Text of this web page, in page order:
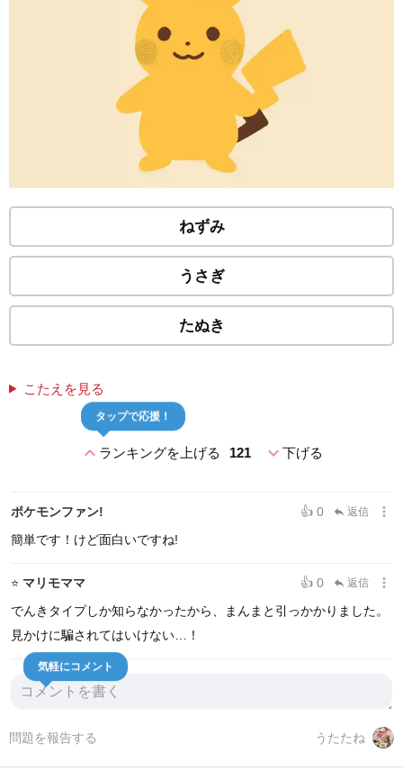
ねずみ
うさぎ
たぬき
こたえを見る
expand_lessランキングを上げる 121
タップで応援！
expand_more下げる
ポケモンファン! 👍 0 reply 返信 more_vert
簡単です！けど面白いですね!
⭐ マリモママ 👍 0 reply 返信 more_vert
でんきタイプしか知らなかったから、まんまと引っかかりました。
見かけに騙されてはいけない…！
気軽にコメント
うたたね
問題を報告する